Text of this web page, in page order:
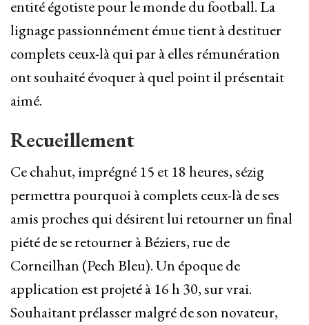
entité égotiste pour le monde du football. La
lignage passionnément émue tient à destituer
complets ceux-là qui par à elles rémunération
ont souhaité évoquer à quel point il présentait
aimé.
Recueillement
Ce chahut, imprégné 15 et 18 heures, sézig
permettra pourquoi à complets ceux-là de ses
amis proches qui désirent lui retourner un final
piété de se retourner à Béziers, rue de
Corneilhan (Pech Bleu). Un époque de
application est projeté à 16 h 30, sur vrai.
Souhaitant prélasser malgré de son novateur,